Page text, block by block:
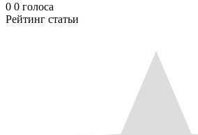
0 0 голоса
Рейтинг статьи